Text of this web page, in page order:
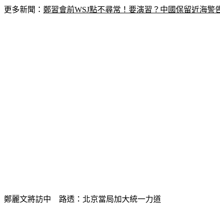
更多新聞： 鄭習會前WSJ點不尋常！要演習？中國保留近海警
鄭麗文將訪中　路透：北京當局加大統一力道